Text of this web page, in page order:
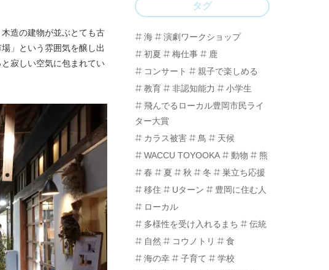
造の建物が並ぶとても古
」という雰囲気を醸し出
寂しい空気に包まれてい
タグ
海
演劇ワークショップ
初夏
梅仕事
鹿
コンサート
親子で楽しめる
教育
非認知能力
小学生
飛んでるローカル豊岡市民ライ
ター大賞
カラス被害
鳥
天候
WACCU TOYOOKA
動物
熊
春
夏 秋 冬
巣立ち応援
移住
Uターン
豊岡に住む人
ローカル
多様性を受け入れるまち
伝統
自然
コウノトリ
食
海の幸
子育て
学校